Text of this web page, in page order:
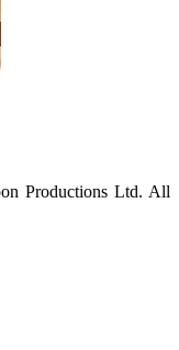
Productions Ltd. All